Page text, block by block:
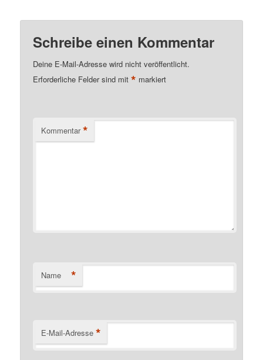
Schreibe einen Kommentar
Deine E-Mail-Adresse wird nicht veröffentlicht.
Erforderliche Felder sind mit* markiert
Kommentar *
Name *
E-Mail-Adresse *